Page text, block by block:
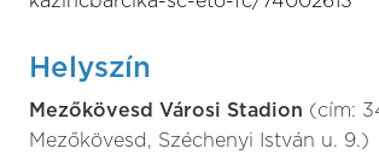
Helyszín
Mezőkövesd Városi Stadion (cím:
Mezőkövesd, Széchenyi István u. 9.)